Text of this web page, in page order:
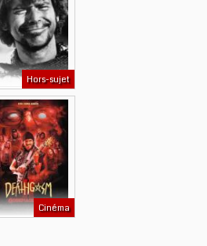
Hors-sujet
Cinéma